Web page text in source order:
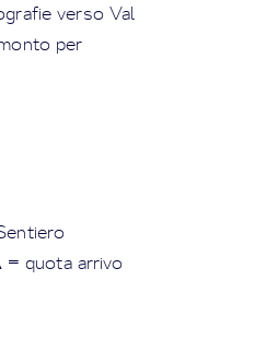
verso Val
per
= quota arrivo